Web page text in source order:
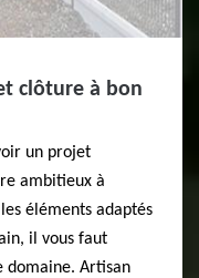
clôture à bon
un projet
ambitieux à
éléments adaptés
il vous faut
domaine. Artisan